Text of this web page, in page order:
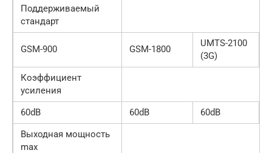
Поддерживаемый
стандарт
GSM-900 GSM-1800
UMTS-2100
(3G)
Коэффициент
усиления
60dB
60dB
60dB
Выходная мощность
max